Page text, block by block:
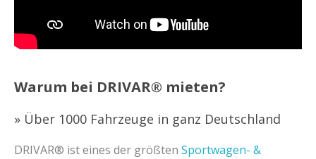
Warum bei DRIVAR® mieten?
» Über 1000 Fahrzeuge in ganz Deutschland
DRIVAR® ist eines der größten Sportwagen- &